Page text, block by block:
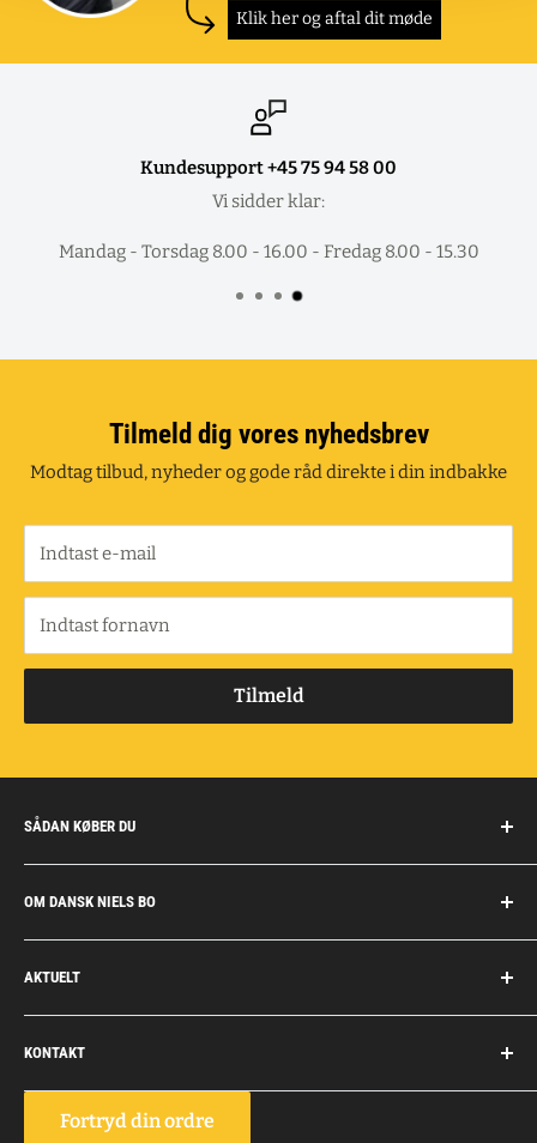
Klik her og aftal dit møde
Kundesupport +45 75 94 58 00
Vi sidder klar:
Mandag - Torsdag 8.00 - 16.00 - Fredag 8.00 - 15.30
Tilmeld dig vores nyhedsbrev
Modtag tilbud, nyheder og gode råd direkte i din indbakke
Indtast e-mail
Indtast fornavn
Tilmeld
SÅDAN KØBER DU
Fragt og retur
Privatkunder/erhverv
Fakturaaftale
OM DANSK NIELS BO
Privatlivspolitik
Job
Personale
AKTUELT
Dokumentation
KONTAKT
Dansk Niels Bo
Vognmagervej 10, Snoghøj
Fortryd din ordre